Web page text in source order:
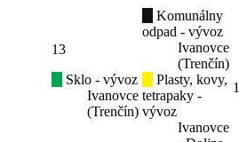
13
Sklo - vývoz
Ivanovce
(Trenčín)
Komunálny
odpad - vývoz
Ivanovce
(Trenčín)
Plasty, kovy,
tetrapaky -
vývoz
Ivanovce